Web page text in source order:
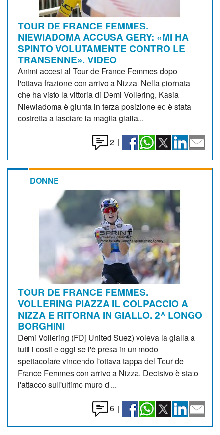
TOUR DE FRANCE FEMMES.
NIEWIADOMA ACCUSA GERY: «MI HA
SPINTO VOLUTAMENTE CONTRO LE
TRANSENNE». VIDEO
Animi accesi al Tour de France Femmes dopo
l'ottava frazione con arrivo a Nizza. Nella giornata
che ha visto la vittoria di Demi Vollering, Kasia
Niewiadoma è giunta in terza posizione ed è stata
costretta a lasciare la maglia gialla...
2 |
DONNE
TOUR DE FRANCE FEMMES.
VOLLERING PIAZZA IL COLPACCIO A
NIZZA E RITORNA IN GIALLO. 2^ LONGO
BORGHINI
Demi Vollering (FDj United Suez) voleva la gialla a
tutti i costi e oggi se l'è presa in un modo
spettacolare vincendo l'ottava tappa del Tour de
France Femmes con arrivo a Nizza. Decisivo è stato
l'attacco sull'ultimo muro di...
6 |